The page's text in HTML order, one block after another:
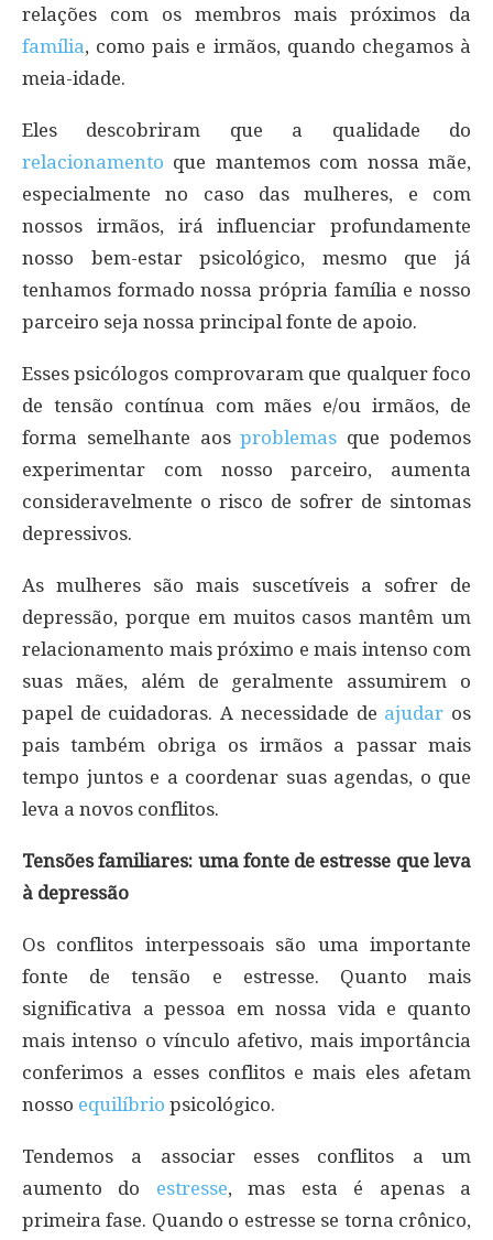
relações com os membros mais próximos da
família, como pais e irmãos, quando chegamos à
meia-idade.
Eles descobriram que a qualidade do
relacionamento que mantemos com nossa mãe,
especialmente no caso das mulheres, e com
nossos irmãos, irá influenciar profundamente
nosso bem-estar psicológico, mesmo que já
tenhamos formado nossa própria família e nosso
parceiro seja nossa principal fonte de apoio.
Esses psicólogos comprovaram que qualquer foco
de tensão contínua com mães e/ou irmãos, de
forma semelhante aosproblemas que podemos
experimentar com nosso parceiro, aumenta
consideravelmente o risco de sofrer de sintomas
depressivos.
As mulheres são mais suscetíveis a sofrer de
depressão, porque em muitos casos mantêm um
relacionamento mais próximo e mais intenso com
suas mães, além de geralmente assumirem o
papel de cuidadoras. A necessidade de ajudar os
pais também obriga os irmãos a passar mais
tempo juntos e a coordenar suas agendas, o que
leva a novos conflitos.
Tensões familiares: uma fonte de estresse que leva
à depressão
Os conflitos interpessoais são uma importante
fonte de tensão e estresse. Quanto mais
significativa a pessoa em nossa vida e quanto
mais intenso o vínculo afetivo, mais importância
conferimos a esses conflitos e mais eles afetam
nosso equilíbrio psicológico.
Tendemos a associar esses conflitos a um
aumento do estresse, mas esta é apenas a
primeira fase. Quando o estresse se torna crônico,